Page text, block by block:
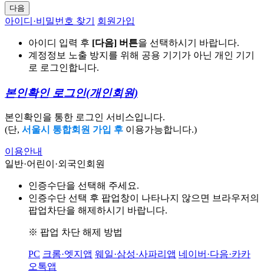
다음
아이디·비밀번호 찾기 회원가입
아이디 입력 후 [다음] 버튼을 선택하시기 바랍니다.
계정정보 노출 방지를 위해 공용 기기가 아닌 개인 기기
로 로그인합니다.
본인확인 로그인(개인회원)
본인확인을 통한 로그인 서비스입니다.
(단, 서울시 통합회원 가입 후 이용가능합니다.)
이용안내
일반·어린이·외국인회원
인증수단을 선택해 주세요.
인증수단 선택 후 팝업창이 나타나지 않으면 브라우저의
팝업차단을 해제하시기 바랍니다.
※ 팝업 차단 해제 방법
PC 크롬·엣지앱 웨일·삼성·사파리앱 네이버·다음·카카
오톡앱